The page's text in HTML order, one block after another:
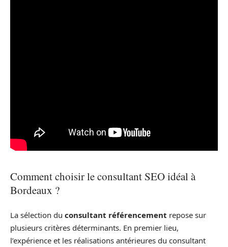
Comment choisir le consultant SEO idéal à
Bordeaux ?
La sélection du consultant référencement repose sur
plusieurs critères déterminants. En premier lieu,
l’expérience et les réalisations antérieures du consultant